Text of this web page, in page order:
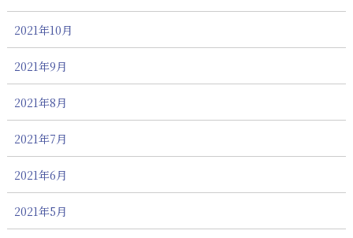
2021年10月
2021年9月
2021年8月
2021年7月
2021年6月
2021年5月